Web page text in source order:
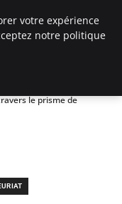
le prisme de
votre expérience
notre politique